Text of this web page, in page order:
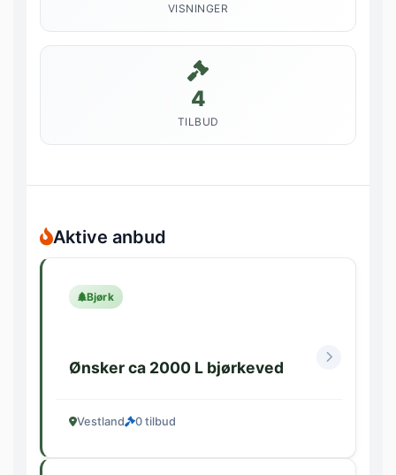
VISNINGER
4
TILBUD
Aktive anbud
Bjørk
Ønsker ca 2000 L bjørkeved
Vestland 0 tilbud